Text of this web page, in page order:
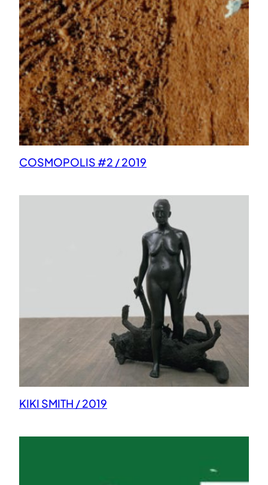
COSMOPOLIS #2 / 2019
KIKI SMITH / 2019